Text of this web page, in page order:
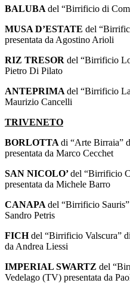
BALUBA del “Birrificio di
MUSA D’ESTATE del
presentata da Agostino Arioli
RIZ TRESOR del “Birrificio
Pietro Di Pilato
ANTEPRIMA del “Birrificio
Maurizio Cancelli
TRIVENETO
BORLOTTA di “Arte Birraia”
presentata da Marco Cecchet
SAN NICOLO’del “Birrificio
presentata da Michele Barro
CANAPA del “Birrificio
Sandro Petris
FICHdel “Birrificio Valscura”
da Andrea Liessi
IMPERIAL SWARTZ del
Vedelago (TV) presentata da